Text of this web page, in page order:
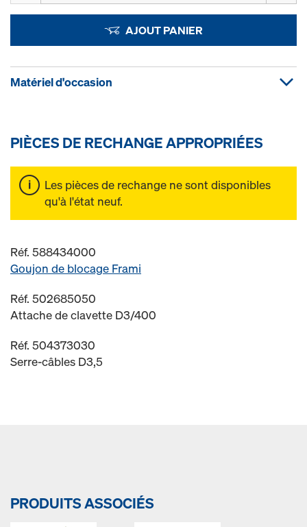
AJOUT PANIER
Matériel d'occasion
PIÈCES DE RECHANGE APPROPRIÉES
Les pièces de rechange ne sont disponibles
qu'à l'état neuf.
Réf. 588434000
Goujon de blocage Frami
Réf. 502685050
Attache de clavette D3/400
Réf. 504373030
Serre-câbles D3,5
PRODUITS ASSOCIÉS